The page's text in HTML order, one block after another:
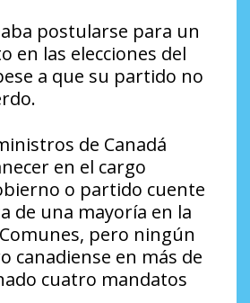
postularse para un
en las elecciones del
a que su partido no
de Canadá
en el cargo
o partido cuente
de una mayoría en la
pero ningún
canadiense en más de
cuatro mandatos